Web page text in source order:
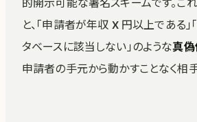
的開示可能な署名スキームです。こ
と、「申請者が年収 X 円以上である
タベースに該当しない」のような真
申請者の手元から動かすことなく相